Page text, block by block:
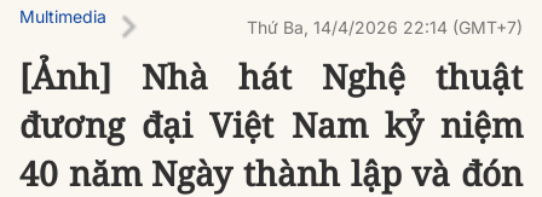
Multimedia
Thứ Ba, 14/4/2026 22:14 (GMT+7)
[Ảnh] Nhà hát Nghệ thuật
đương đại Việt Nam kỷ niệm
40 năm Ngày thành lập và đón